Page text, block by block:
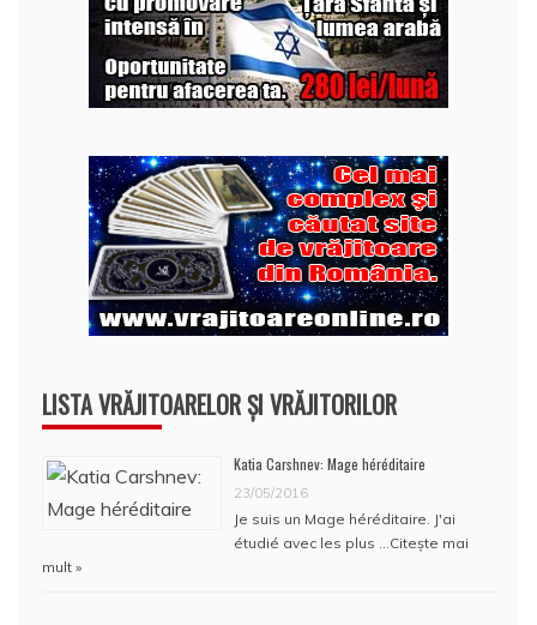
LISTA VRĂJITOARELOR ȘI VRĂJITORILOR
Katia Carshnev: Mage héréditaire
23/05/2016
Je suis un Mage héréditaire. J'ai
étudié avec les plus … Citește mai
mult »